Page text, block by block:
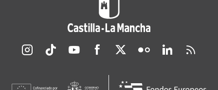
Redes sociales JCCM